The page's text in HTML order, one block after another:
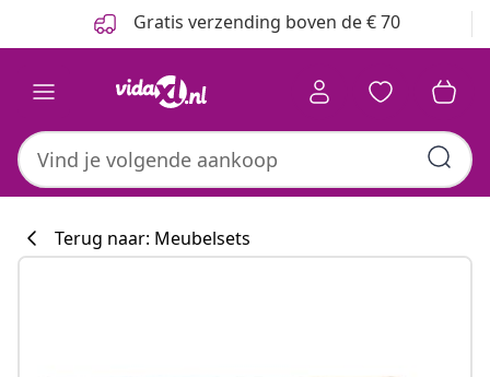
Gratis verzending boven de € 70
Terug naar: Meubelsets